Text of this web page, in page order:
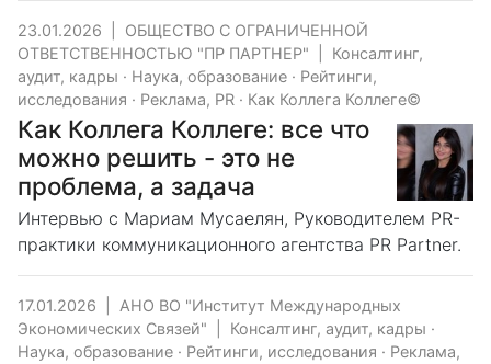
23.01.2026
ОБЩЕСТВО С ОГРАНИЧЕННОЙ
ОТВЕТСТВЕННОСТЬЮ "ПР ПАРТНЕР"
Консалтинг,
аудит, кадры · Наука, образование · Рейтинги,
исследования · Реклама, PR · Как Коллега Коллеге©
Как Коллега Коллеге: все что
можно решить - это не
проблема, а задача
Интервью с Мариам Мусаелян, Руководителем PR-
практики коммуникационного агентства PR Partner.
17.01.2026
АНО ВО "Институт Международных
Экономических Связей"
Консалтинг, аудит, кадры ·
Наука, образование · Рейтинги, исследования · Реклама,